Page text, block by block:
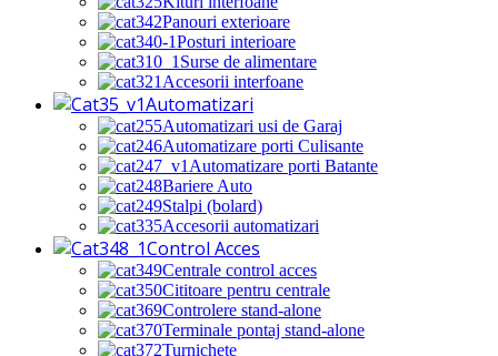
Panouri exterioare
Posturi interioare
Surse de alimentare
Accesorii interfoane
Automatizari
Automatizari usi de Garaj
Automatizare porti Culisante
Automatizare porti Batante
Bariere Auto
Stalpi (bolard)
Accesorii automatizari
Control Acces
Centrale control acces
Cititoare pentru centrale
Controlere stand-alone
Terminale pontaj stand-alone
Turnichete